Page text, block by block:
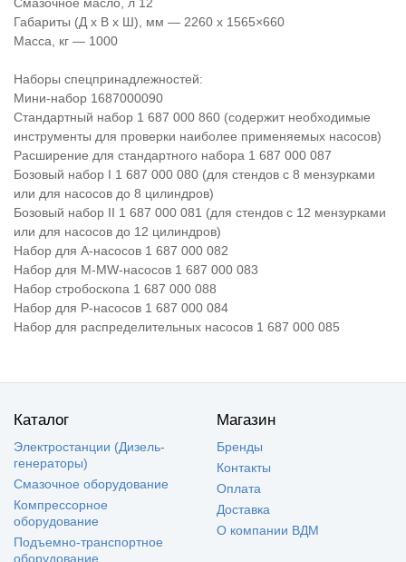
Габариты (Д х В х Ш), мм — 2260 х 1565×660
Масса, кг — 1000
Наборы спецпринадлежностей:
Мини-набор 1687000090
Стандартный набор 1 687 000 860 (содержит необходимые
инструменты для проверки наиболее применяемых насосов)
Расширение для стандартного набора 1 687 000 087
Бозовый набор I 1 687 000 080 (для стендов с 8 мензурками
или для насосов до 8 цилиндров)
Бозовый набор II 1 687 000 081 (для стендов с 12 мензурками
или для насосов до 12 цилиндров)
Набор для А-насосов 1 687 000 082
Набор для M-MW-насосов 1 687 000 083
Набор стробоскопа 1 687 000 088
Набор для Р-насосов 1 687 000 084
Набор для распределительных насосов 1 687 000 085
Каталог
Электростанции (Дизель-
генераторы)
Смазочное оборудование
Компрессорное
оборудование
Подъемно-транспортное
оборудование
Магазин
Бренды
Контакты
Оплата
Доставка
О компании ВДМ